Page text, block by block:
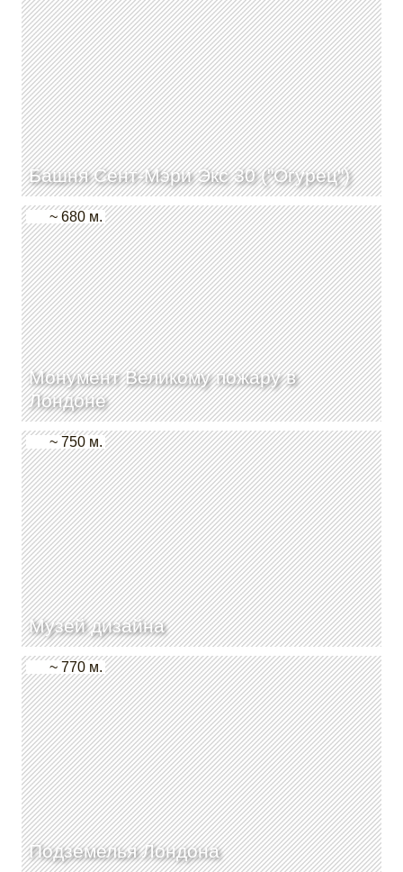
Башня Сент-Мэри Экс 30 ("Огурец")
Монумент Великому пожару в
Лондоне
~ 680 м.
Музей дизайна
~ 750 м.
Подземелья Лондона
~ 770 м.